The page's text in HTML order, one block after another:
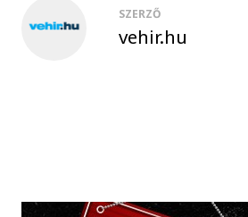
SZERZŐ
vehir.hu